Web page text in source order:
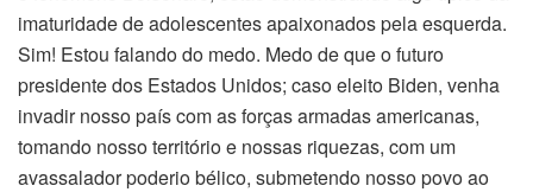
imaturidade de adolescentes apaixonados pela esquerda.
Sim! Estou falando do medo. Medo de que o futuro
presidente dos Estados Unidos; caso eleito Biden, venha
invadir nosso país com as forças armadas americanas,
tomando nosso território e nossas riquezas, com um
avassalador poderio bélico, submetendo nosso povo ao